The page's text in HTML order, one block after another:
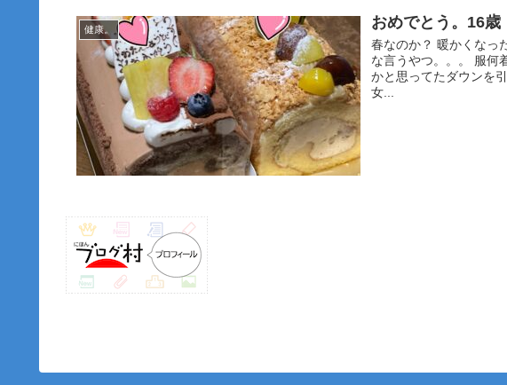
健康。 おめでとう。16歳
春なのか？ 暖かくなっ
な言うやつ。。。 服何
かと思ってたダウンを
女...